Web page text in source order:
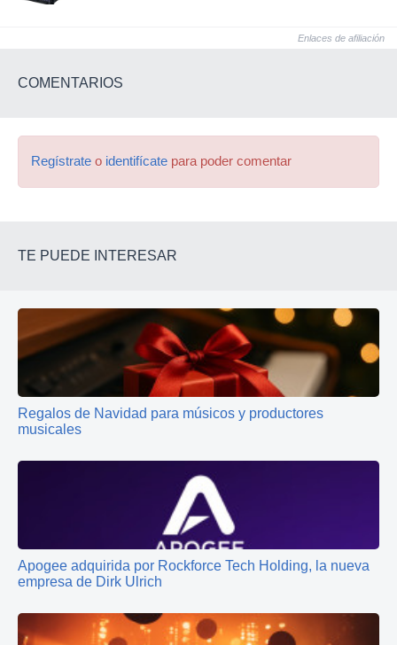
Enlaces de afiliación
COMENTARIOS
Regístrate o identifícate para poder comentar
TE PUEDE INTERESAR
Regalos de Navidad para músicos y productores
musicales
Apogee adquirida por Rockforce Tech Holding, la nueva
empresa de Dirk Ulrich